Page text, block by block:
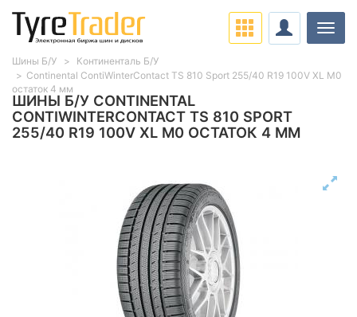
ШИНЫ Б/У CONTINENTAL
CONTIWINTERCONTACT TS 810 SPORT
255/40 R19 100V XL M0 ОСТАТОК 4 ММ
Шины Б/У
Континенталь Б/У
Continental ContiWinterContact TS 810 Sport 255/40 R19 100V XL M0
остаток 4 мм